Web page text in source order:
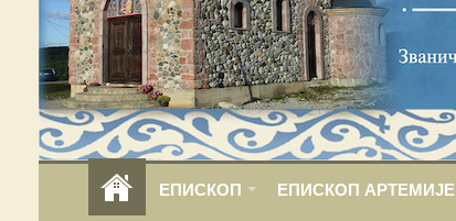
ЕПИСКОП ЕПИСКОП АРТЕМИЈЕ